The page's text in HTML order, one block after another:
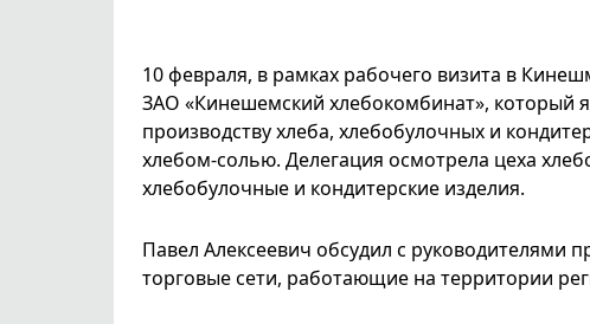
10 февраля, в рамках рабочего визита в
ЗАО «Кинешемский хлебокомбинат», который
производству хлеба, хлебобулочных и
хлебом-солью. Делегация осмотрела цеха
хлебобулочные и кондитерские изделия.
Павел Алексеевич обсудил с руководителями
торговые сети, работающие на территории